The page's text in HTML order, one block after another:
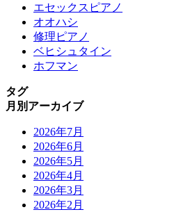
エセックスピアノ
オオハシ
修理ピアノ
ベヒシュタイン
ホフマン
タグ
月別アーカイブ
2026年7月
2026年6月
2026年5月
2026年4月
2026年3月
2026年2月